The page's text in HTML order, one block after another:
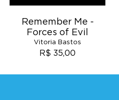
Remember Me -
Forces of Evil
Vitoria Bastos
R$ 35,00